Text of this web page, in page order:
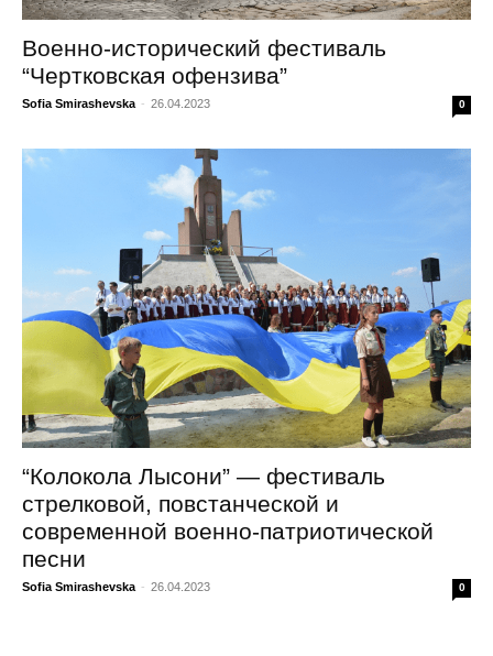
Военно-исторический фестиваль
“Чертковская офензива”
Sofia Smirashevska - 26.04.2023 0
“Колокола Лысони” — фестиваль
стрелковой, повстанческой и
современной военно-патриотической
песни
Sofia Smirashevska - 26.04.2023 0